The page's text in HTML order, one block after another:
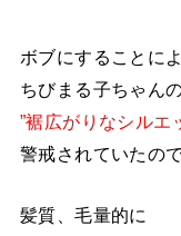
ボブにすることに
ちびまる子ちゃん
”裾広がりなシルエ
警戒されていたの
髪質、毛量的に